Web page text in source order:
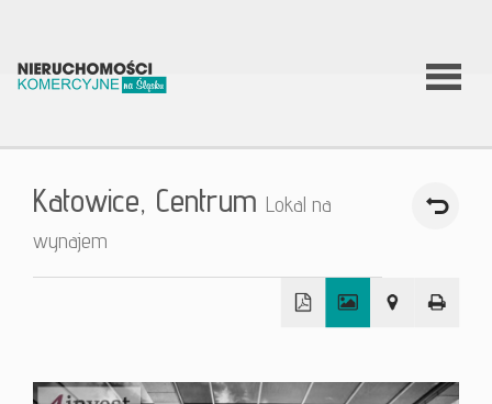
O firmie
robimy?
Katowice, Centrum Lokal na
wynajem
−